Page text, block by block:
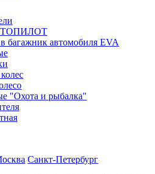
багажник автомобиля EVA
"Охота и рыбалка"
Санкт-Петербург